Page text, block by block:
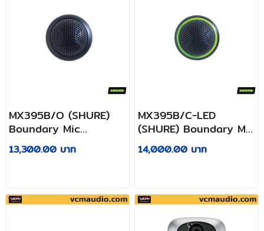
MX395B/O (SHURE)
Boundary Mic
Omnidirectional
13,300.00 บาท
MX395B/C-LED
(SHURE) Boundary Mic
Cardioid with LED
14,000.00 บาท